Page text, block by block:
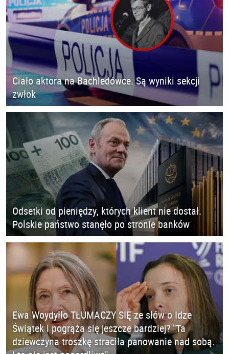
Ciało aktora na Bachledówce. Są wyniki sekcji
zwłok
Odsetki od pieniędzy, których klient nie dostał.
Polskie państwo stanęło po stronie banków
Ewa Woydyłło TŁUMACZY SIĘ ze słów o Idze
Świątek i pogrąża się jeszcze bardziej? "Ta
dziewczyna troszkę straciła panowanie nad sobą.